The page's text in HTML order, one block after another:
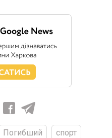
Погибший спорт